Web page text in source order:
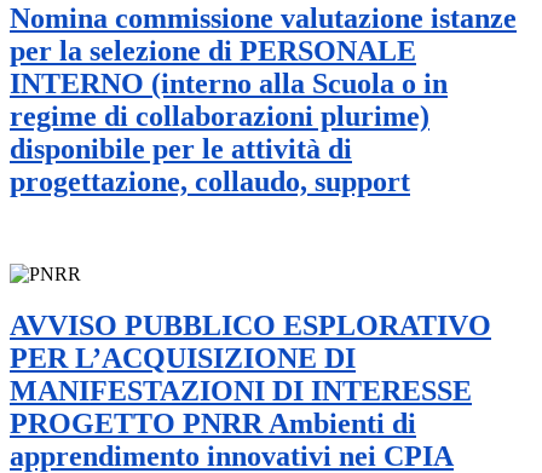
Nomina commissione valutazione istanze
per la selezione di PERSONALE
INTERNO (interno alla Scuola o in
regime di collaborazioni plurime)
disponibile per le attività di
progettazione, collaudo, support
AVVISO PUBBLICO ESPLORATIVO
PER L’ACQUISIZIONE DI
MANIFESTAZIONI DI INTERESSE
PROGETTO PNRR Ambienti di
apprendimento innovativi nei CPIA